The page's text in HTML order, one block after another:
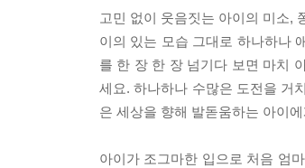
고민 없이 웃음짓는 아이의 미소,
이의 있는 모습 그대로 하나하나
를 한 장 한 장 넘기다 보면 마치
세요. 하나하나 수많은 도전을 거
은 세상을 향해 발돋움하는 아이
아이가 조그마한 입으로 처음 엄